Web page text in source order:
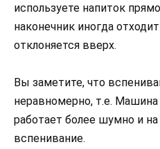
используете напиток
наконечник иногда
отклоняется вверх.
Вы заметите, что
неравномерно, т.е. Машина
работает более шумно и
вспенивание.